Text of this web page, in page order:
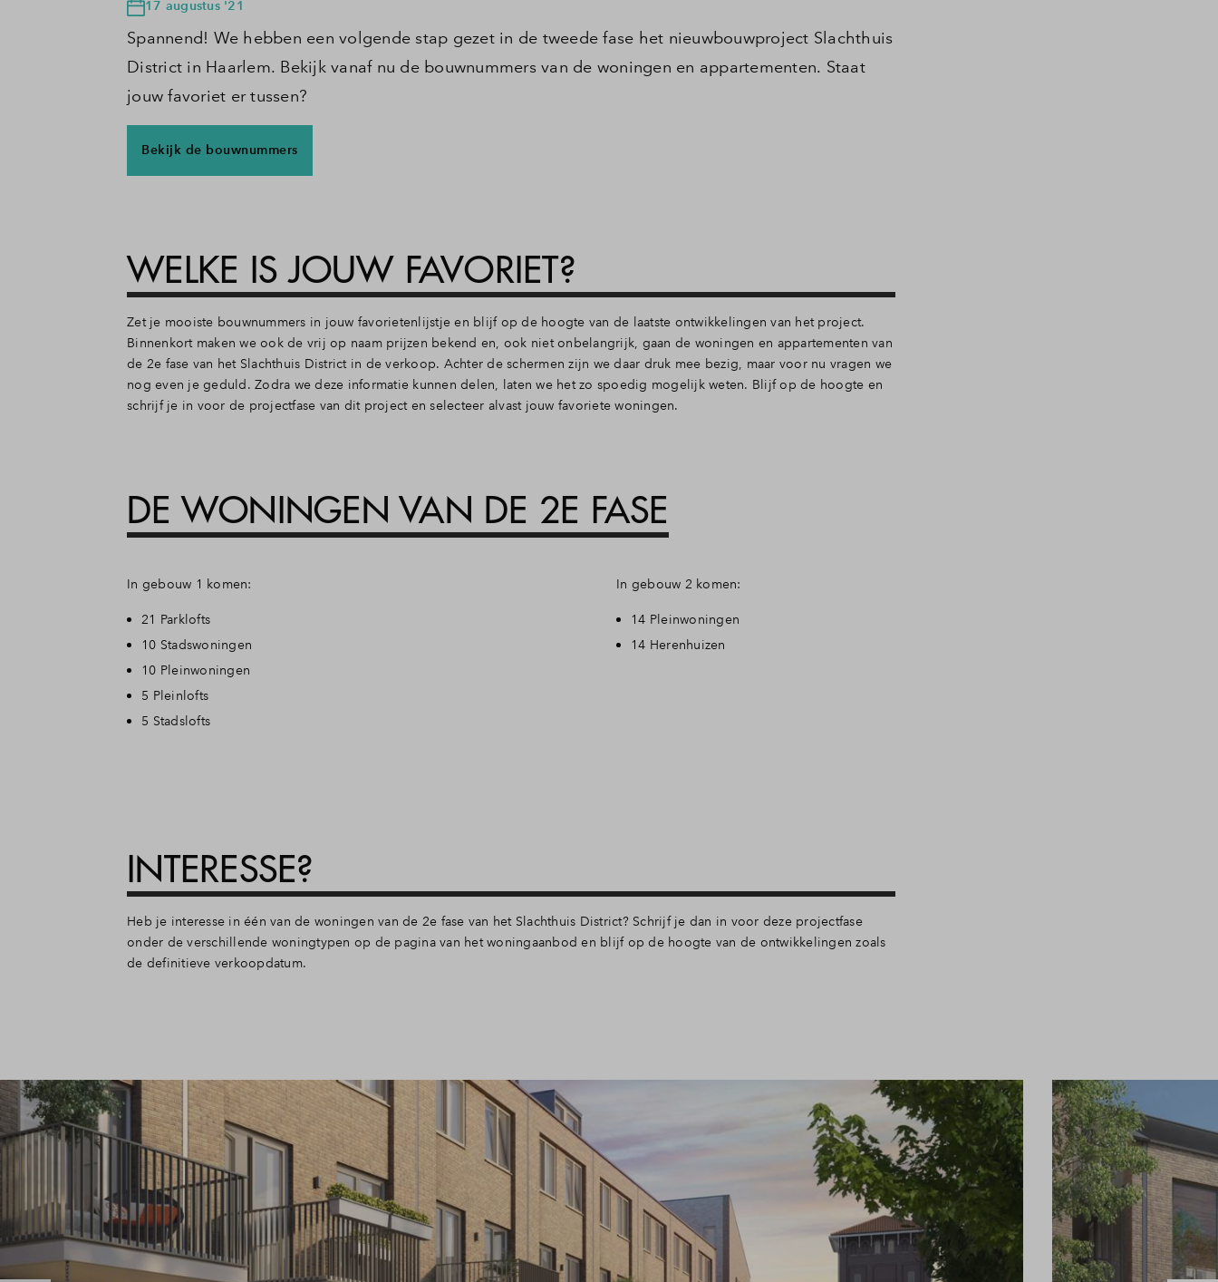
17 augustus '21
Spannend! We hebben een volgende stap gezet in de tweede fase het nieuwbouwproject Slachthuis
District in Haarlem. Bekijk vanaf nu de bouwnummers van de woningen en appartementen. Staat
jouw favoriet er tussen?
Bekijk de bouwnummers
WELKE IS JOUW FAVORIET?
Zet je mooiste bouwnummers in jouw favorietenlijstje en blijf op de hoogte van de laatste ontwikkelingen van het project.
Binnenkort maken we ook de vrij op naam prijzen bekend en, ook niet onbelangrijk, gaan de woningen en appartementen van
de 2e fase van het Slachthuis District in de verkoop. Achter de schermen zijn we daar druk mee bezig, maar voor nu vragen we
nog even je geduld. Zodra we deze informatie kunnen delen, laten we het zo spoedig mogelijk weten. Blijf op de hoogte en
schrijf je in voor de projectfase van dit project en selecteer alvast jouw favoriete woningen.
DE WONINGEN VAN DE 2E FASE
In gebouw 1 komen:
21 Parklofts
10 Stadswoningen
10 Pleinwoningen
5 Pleinlofts
5 Stadslofts
In gebouw 2 komen:
14 Pleinwoningen
14 Herenhuizen
INTERESSE?
Heb je interesse in één van de woningen van de 2e fase van het Slachthuis District? Schrijf je dan in voor deze projectfase
onder de verschillende woningtypen op de pagina van het woningaanbod en blijf op de hoogte van de ontwikkelingen zoals
de definitieve verkoopdatum.